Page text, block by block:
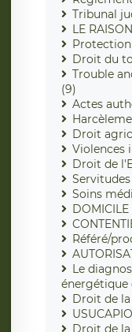
Tribunal
LE
Droit du
Trouble
(9)
Actes
Droit
Violences
Droit de
Soins
DOMICILE
Référé/
Le
énergétique
Droit de
Droit de